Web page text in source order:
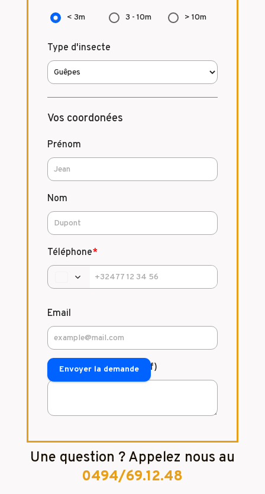
< 3m 3 - 10m > 10m
Type d'insecte
Vos coordonées
Prénom
Nom
Téléphone*
Email
Commentaire (facultatif)
Envoyer la demande
Une question ? Appelez nous au
0494/69.12.48